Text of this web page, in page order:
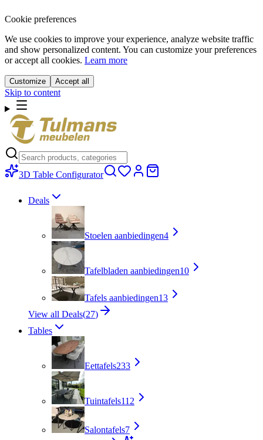
Cookie preferences
We use cookies to improve your experience, analyze website traffic
and show personalized content. You can customize your preferences
or accept all cookies. Learn more
Customize Accept all
Skip to content
3D Table Configurator
Deals
Stoelen aanbiedingen4
Tafelbladen aanbiedingen10
Tafels aanbiedingen13
View all Deals(27)
Tables
Eettafels233
Tuintafels112
Salontafels7